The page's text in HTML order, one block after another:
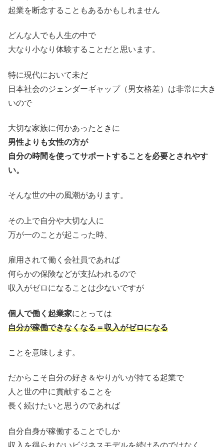
起業を断念することもあるかもしれません
どんな人でも人生の中で
大なり小なり体験することだと思います。
特に現代において未だ
日本社会のジェンダーギャップ（男女格差）は非常に大き
いので
大切な家族に何かあったときに
男性よりも女性の方が
自分の時間を使ってサポートすることを必要とされやす
い。
そんな世の中の風潮があります。
その上で自分や大切な人に
万が一のことが起こった時、
雇用されて働く会社員であれば
何らかの保険などが支払われるので
収入がゼロになることは少ないですが
個人で働く起業家にとっては
自分が稼働できなくなる＝収入がゼロになる
ことを意味します。
だからこそ自分の好き＆やりがいが持てる起業で
人と世の中に貢献することを
長く続けたいと思うのであれば
自分自身が稼働することでしか
収入を得られないビジネスモデルを続けるのではなく